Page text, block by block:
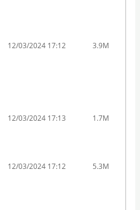
12/03/2024 17:12 3.9M
12/03/2024 17:13 1.7M
12/03/2024 17:12 5.3M